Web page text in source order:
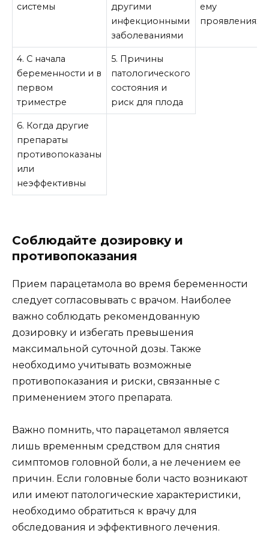
системы
другими
инфекционными
заболеваниями
ему
проявлениях
4. С начала
беременности и в
первом
триместре
5. Причины
патологического
состояния и
риск для плода
6. Когда другие
препараты
противопоказаны
или
неэффективны
Соблюдайте дозировку и
противопоказания
Прием парацетамола во время беременности
следует согласовывать с врачом. Наиболее
важно соблюдать рекомендованную
дозировку и избегать превышения
максимальной суточной дозы. Также
необходимо учитывать возможные
противопоказания и риски, связанные с
применением этого препарата.
Важно помнить, что парацетамол является
лишь временным средством для снятия
симптомов головной боли, а не лечением ее
причин. Если головные боли часто возникают
или имеют патологические характеристики,
необходимо обратиться к врачу для
обследования и эффективного лечения.